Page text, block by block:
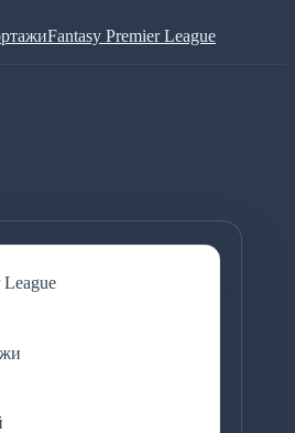
Fantasy Premier League
League